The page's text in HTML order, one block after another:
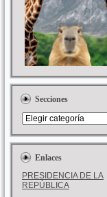
Secciones
Enlaces
PRESIDENCIA DE LA
REPÚBLICA